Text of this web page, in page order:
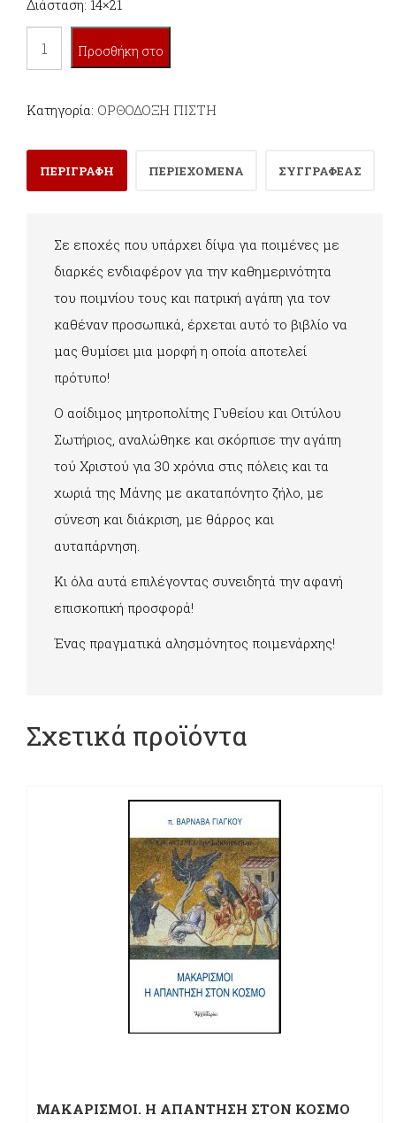
Διάσταση: 14×21
ΕΝΑΣ
ΑΛΗΣΜΟΝΗΤΟΣ
ποσότητα
Προσθήκη στο
Κατηγορία: ΟΡΘΟΔΟΞΗ ΠΙΣΤΗ
ΠΕΡΙΓΡΑΦΗ ΠΕΡΙΕΧΟΜΕΝΑ ΣΥΓΓΡΑΦΕΑΣ
Σε εποχές που υπάρχει δίψα για ποιμένες με
διαρκές ενδιαφέρον για την καθημερινότητα
του ποιμνίου τους και πατρική αγάπη για τον
καθέναν προσωπικά, έρχεται αυτό το βιβλίο να
μας θυμίσει μια μορφή η οποία αποτελεί
πρότυπο!
Ο αοίδιμος μητροπολίτης Γυθείου και Οιτύλου
Σωτήριος, αναλώθηκε και σκόρπισε την αγάπη
τού Χριστού για 30 χρόνια στις πόλεις και τα
χωριά της Μάνης με ακαταπόνητο ζήλο, με
σύνεση και διάκριση, με θάρρος και
αυταπάρνηση.
Κι όλα αυτά επιλέγοντας συνειδητά την αφανή
επισκοπική προσφορά!
Ένας πραγματικά αλησμόνητος ποιμενάρχης!
Σχετικά προϊόντα
ΜΑΚΑΡΙΣΜΟΙ. Η ΑΠΑΝΤΗΣΗ ΣΤΟΝ ΚΟΣΜΟ